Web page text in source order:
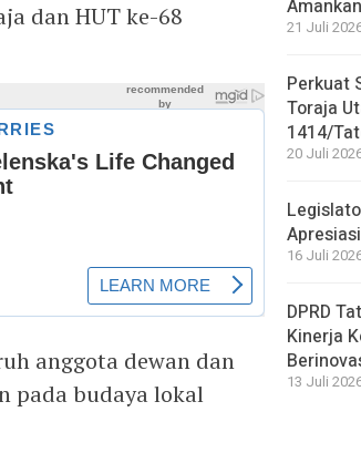
dan HUT ke-68
anggota dewan dan
pada budaya lokal
21 Juli
Perkuat
Toraja
1414/
20 Juli
16 Juli
DPRD
Kinerja
13 Juli